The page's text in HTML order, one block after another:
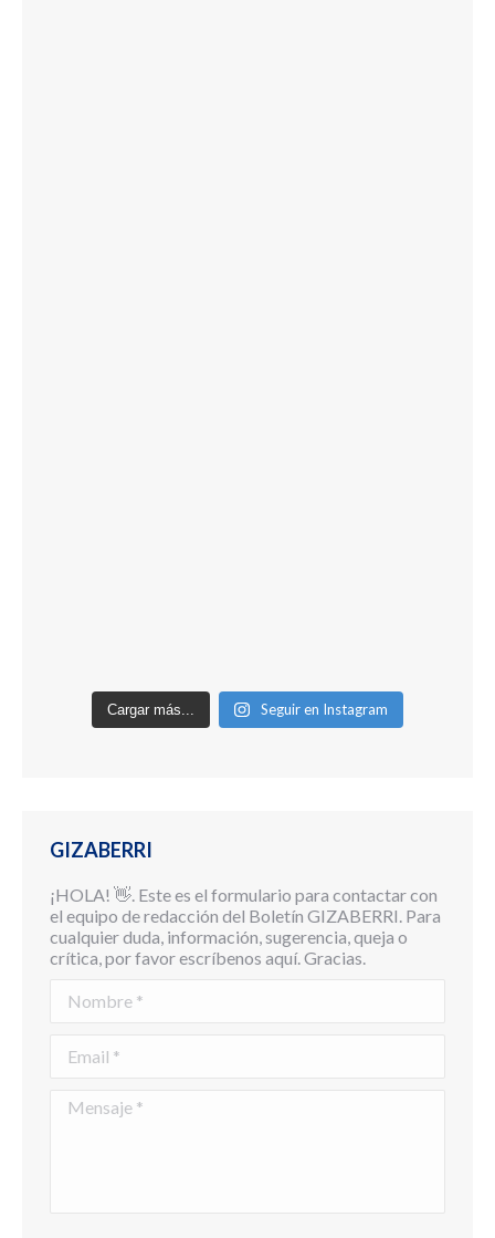
Cargar más... Seguir en Instagram
GIZABERRI
¡HOLA! 👋. Este es el formulario para contactar con
el equipo de redacción del Boletín GIZABERRI. Para
cualquier duda, información, sugerencia, queja o
crítica, por favor escríbenos aquí. Gracias.
Mensaje *